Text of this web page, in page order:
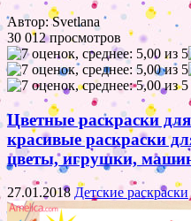
Автор: Svetlana
30 012 просмотров
Цветные раскраски для
красивые раскраски
цветы, игрушки,
27.01.2018 Детские раскраски